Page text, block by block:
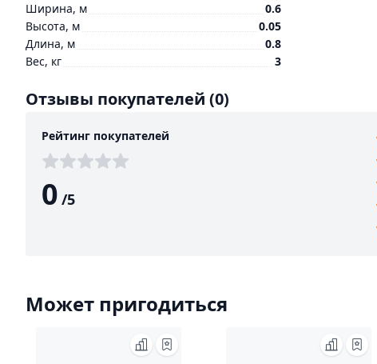
Ширина, м
0.6
Высота, м
0.05
Длина, м
0.8
Вес, кг
3
Отзывы покупателей (0)
Рейтинг покупателей
0 /5
Может пригодиться